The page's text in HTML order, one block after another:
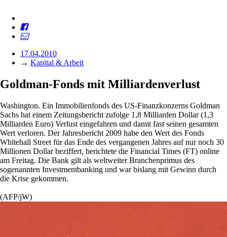
17.04.2010
→ Kapital & Arbeit
Goldman-Fonds mit Milliardenverlust
Washington. Ein Immobilienfonds des US-Finanzkonzerns Goldman
Sachs hat einem Zeitungsbericht zufolge 1,8 Milliarden Dollar (1,3
Milliarden Euro) Verlust eingefahren und damit fast seinen gesamten
Wert verloren. Der Jahresbericht 2009 habe den Wert des Fonds
Whitehall Street für das Ende des vergangenen Jahres auf nur noch 30
Millionen Dollar beziffert, berichtete die Financial Times (FT) online
am Freitag. Die Bank gilt als weltweiter Branchenprimus des
sogenannten Investmentbanking und war bislang mit Gewinn durch
die Krise gekommen.
(AFP/jW)